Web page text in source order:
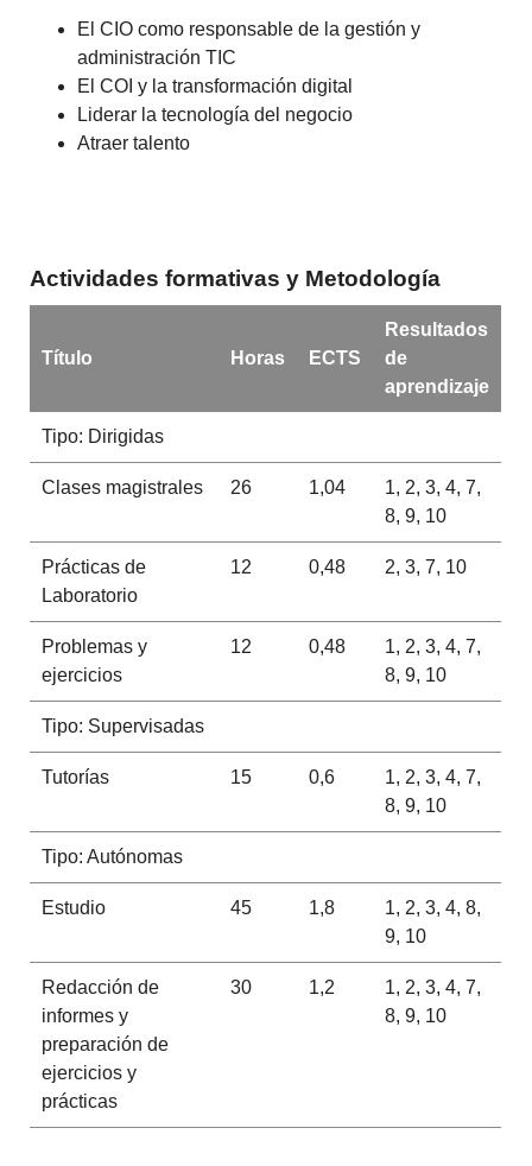
El CIO como responsable de la gestión y
administración TIC
El COI y la transformación digital
Liderar la tecnología del negocio
Atraer talento
Actividades formativas y Metodología
Título Horas ECTS
Resultados
de
aprendizaje
Tipo: Dirigidas
Clases magistrales 26 1,04
1, 2, 3, 4, 7,
8, 9, 10
Prácticas de
Laboratorio
12 0,48 2, 3, 7, 10
Problemas y
ejercicios
12 0,48
1, 2, 3, 4, 7,
8, 9, 10
Tipo: Supervisadas
Tutorías 15 0,6
1, 2, 3, 4, 7,
8, 9, 10
Tipo: Autónomas
Estudio 45 1,8
1, 2, 3, 4, 8,
9, 10
Redacción de
informes y
preparación de
ejercicios y
prácticas
30 1,2
1, 2, 3, 4, 7,
8, 9, 10